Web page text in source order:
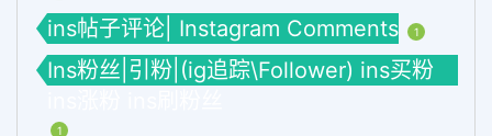
ins帖子评论| Instagram Comments 1
Ins粉丝|引粉|(ig追踪\Follower) ins买粉
1